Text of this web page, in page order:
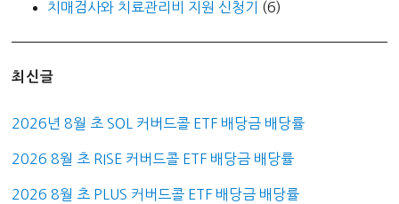
치매검사와 치료관리비 지원 신청기
(6)
최신글
2026년 8월 초 SOL 커버드콜 ETF 배당금 배당률
2026 8월 초 RISE 커버드콜 ETF 배당금 배당률
2026 8월 초 PLUS 커버드콜 ETF 배당금 배당률